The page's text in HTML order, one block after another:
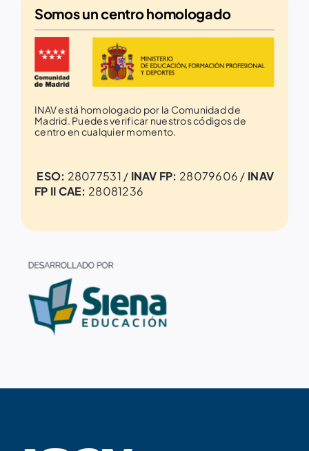
Somos uncentro homologado
INAV está homologado por la Comunidad de
Madrid. Puedes verificar nuestros códigos de
centro en cualquier momento.
ESO: 28077531 / INAV FP: 28079606 / INAV
FP II CAE: 28081236